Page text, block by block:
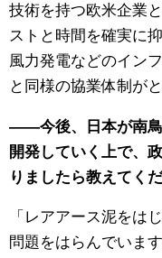
技術を持つ欧米企業
ストと時間を確実に
風力発電などのイン
と同様の協業体制が
——今後、日本が南鳥
開発していく上で、
りましたら教えてくだ
「レアアース泥をは
問題をはらんでいま